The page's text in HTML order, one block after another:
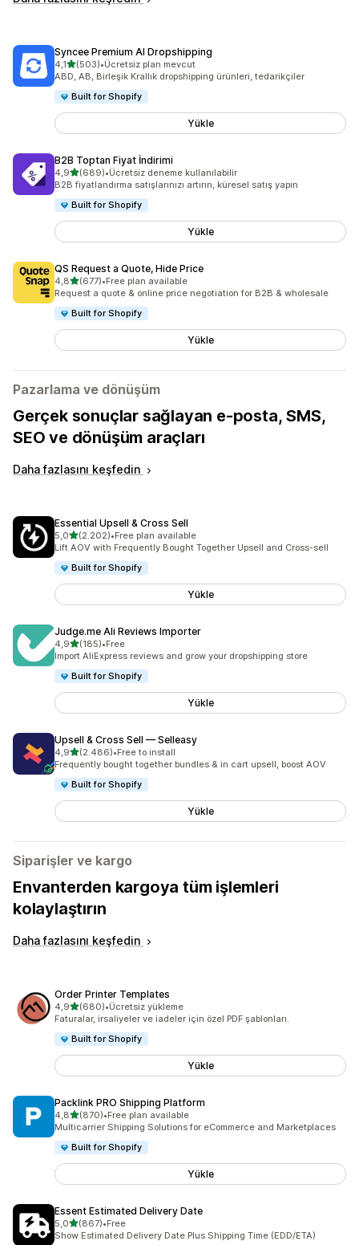
Syncee Premium AI Dropshipping
4,15 yıldız üzerinden
(503)
toplam 503 değerlendirme
•Ücretsiz plan mevcut
ABD, AB, Birleşik Krallık dropshipping ürünleri, tedarikçiler
Built for Shopify
Yükle
B2B Toptan Fiyat İndirimi
4,95 yıldız üzerinden
(689)
toplam 689 değerlendirme
•Ücretsiz deneme kullanılabilir
B2B fiyatlandırma satışlarınızı artırın, küresel satış yapın
Built for Shopify
Yükle
QS Request a Quote, Hide Price
4,85 yıldız üzerinden
(677)
toplam 677 değerlendirme
•Free plan available
Request a quote & online price negotiation for B2B & wholesale
Built for Shopify
Yükle
Pazarlama ve dönüşüm
Gerçek sonuçlar sağlayan e-posta, SMS,
SEO ve dönüşüm araçları
Daha fazlasını keşfedin
Essential Upsell & Cross Sell
5,05 yıldız üzerinden
(2.202)
toplam 2202 değerlendirme
•Free plan available
Lift AOV with Frequently Bought Together Upsell and Cross-sell
Built for Shopify
Yükle
Judge.me Ali Reviews Importer
4,95 yıldız üzerinden
(185)
toplam 185 değerlendirme
•Free
Import AliExpress reviews and grow your dropshipping store
Built for Shopify
Yükle
Upsell & Cross Sell — Selleasy
4,95 yıldız üzerinden
(2.486)
toplam 2486 değerlendirme
•Free to install
Frequently bought together bundles & in cart upsell, boost AOV
Built for Shopify
Yükle
Siparişler ve kargo
Envanterden kargoya tüm işlemleri
kolaylaştırın
Daha fazlasını keşfedin
Order Printer Templates
4,95 yıldız üzerinden
(680)
toplam 680 değerlendirme
•Ücretsiz yükleme
Faturalar, irsaliyeler ve iadeler için özel PDF şablonları.
Built for Shopify
Yükle
Packlink PRO Shipping Platform
4,85 yıldız üzerinden
(870)
toplam 870 değerlendirme
•Free plan available
Multicarrier Shipping Solutions for eCommerce and Marketplaces
Built for Shopify
Yükle
Essent Estimated Delivery Date
5,05 yıldız üzerinden
(867)
toplam 867 değerlendirme
•Free
Show Estimated Delivery Date Plus Shipping Time (EDD/ETA)